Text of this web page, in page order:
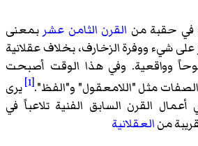
في حقبة من القرن الثامن عشر بمعنى
على شيء ووفرة الزخارف، بخلاف عقلانية
وواقعية. وفي هذا الوقت أصبحت
مثل "اللامعقول" و"الفظ".[1]
يرى
القرن السابق الفنية تلاعباً في
منالعقلانية